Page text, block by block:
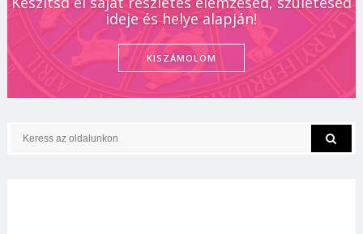
ideje és helye alapján!
KISZÁMOLOM